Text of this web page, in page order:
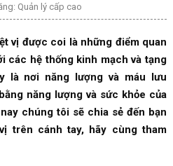
Quản lý cấp cao
vị được coi là những điểm quan
các hệ thống kinh mạch và tạng
là nơi năng lượng và máu lưu
năng lượng và sức khỏe của
chúng tôi sẽ chia sẻ đến bạn
trên cánh tay, hãy cùng tham